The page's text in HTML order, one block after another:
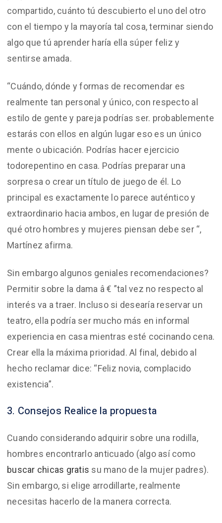
compartido, cuánto tú descubierto el uno del otro
con el tiempo y la mayoría tal cosa, terminar siendo
algo que tú aprender haría ella súper feliz y
sentirse amada.
“Cuándo, dónde y formas de recomendar es
realmente tan personal y único, con respecto al
estilo de gente y pareja podrías ser. probablemente
estarás con ellos en algún lugar eso es un único
mente o ubicación. Podrías hacer ejercicio
todorepentino en casa. Podrías preparar una
sorpresa o crear un título de juego de él. Lo
principal es exactamente lo parece auténtico y
extraordinario hacia ambos, en lugar de presión de
qué otro hombres y mujeres piensan debe ser “,
Martínez afirma.
Sin embargo algunos geniales recomendaciones?
Permitir sobre la dama â € ”tal vez no respecto al
interés va a traer. Incluso si desearía reservar un
teatro, ella podría ser mucho más en informal
experiencia en casa mientras esté cocinando cena.
Crear ella la máxima prioridad. Al final, debido al
hecho reclamar dice: “Feliz novia, complacido
existencia”.
3. Consejos Realice la propuesta
Cuando considerando adquirir sobre una rodilla,
hombres encontrarlo anticuado (algo así como
buscar chicas gratis su mano de la mujer padres).
Sin embargo, si elige arrodillarte, realmente
necesitas hacerlo de la manera correcta.